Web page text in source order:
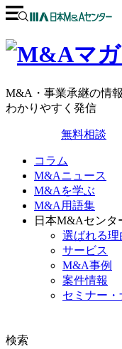
M&A・事業承継の情
わかりやすく発信
無料相談
コラム
M&Aニュース
M&Aを学ぶ
M&A用語集
日本M&Aセンタ
選ばれる理
サービス
M&A事例
案件情報
セミナー・
検索